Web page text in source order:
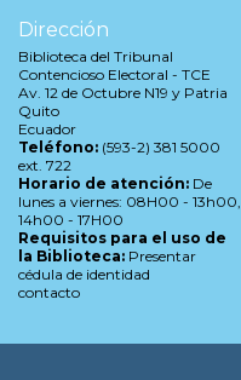
Dirección
Biblioteca del Tribunal
Contencioso Electoral - TCE
Av. 12 de Octubre N19 y Patria
Quito
Ecuador
Teléfono: (593-2) 381 5000
ext. 722
Horario de atención: De
lunes a viernes: 08H00 - 13h00,
14h00 - 17H00
Requisitos para el uso de
la Biblioteca: Presentar
cédula de identidad
contacto